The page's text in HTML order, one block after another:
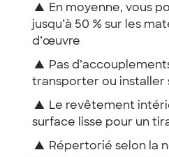
▲ En moyenne, vous
jusqu’à 50 % sur les
d’œuvre
▲ Pas
transporter ou installer
▲ Le revêtement
surface lisse pour un
▲ Répertorié selon la